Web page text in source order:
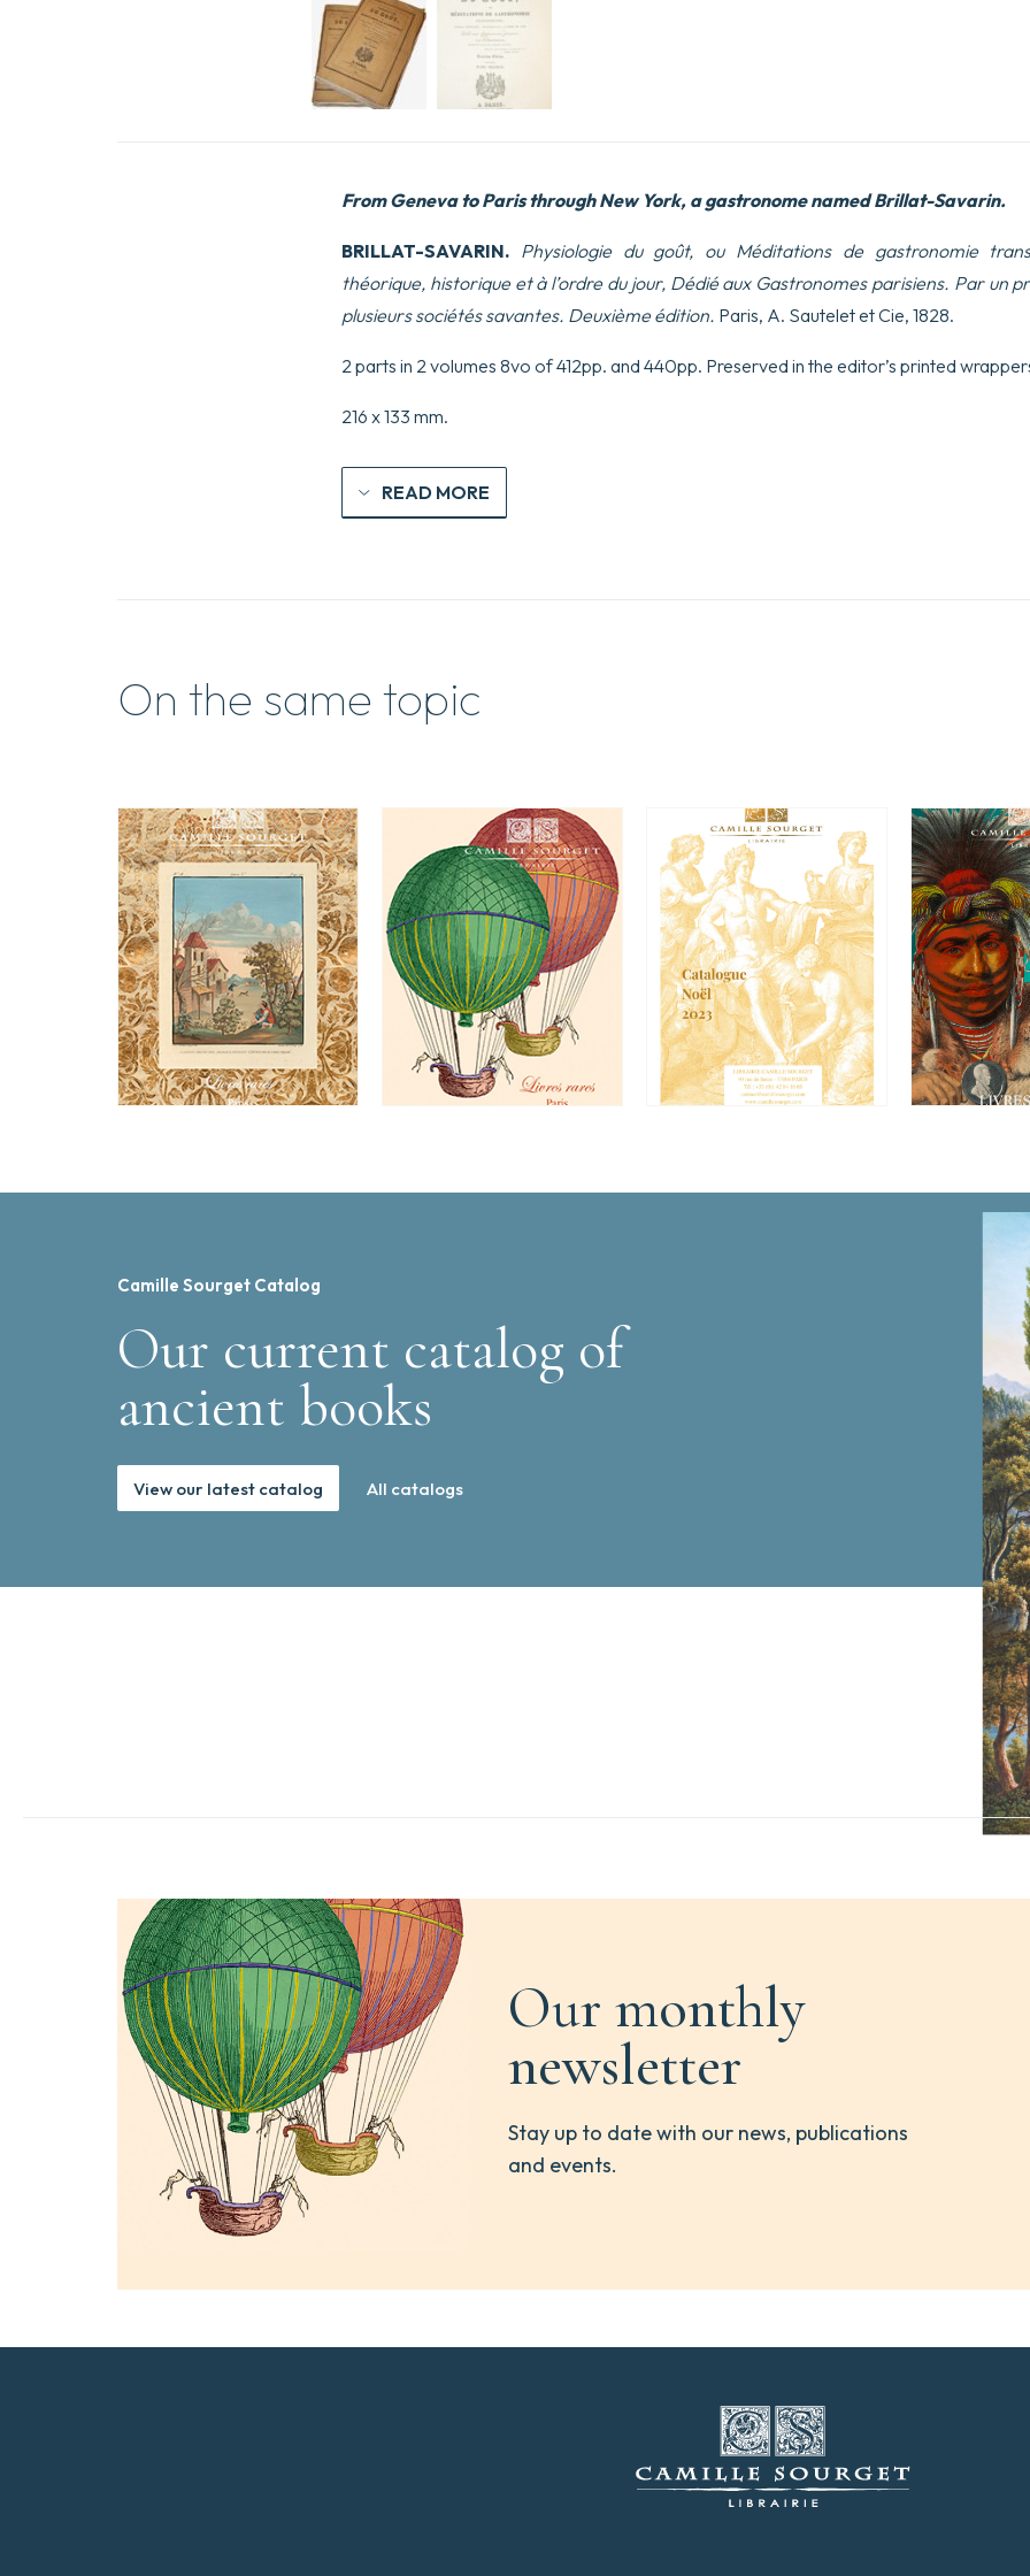
From Geneva to Paris through New York, a gastronome named Brillat-Savarin.
BRILLAT-SAVARIN. Physiologie du goût, ou Méditations de gastronomie
théorique, historique et à l’ordre du jour, Dédié aux Gastronomes parisiens. Par un
plusieurs sociétés savantes. Deuxième édition. Paris, A. Sautelet et Cie, 1828.
2 parts in 2 volumes 8vo of 412pp. and 440pp. Preserved in the editor’s printed
216 x 133 mm.
READ MORE
On the same topic
Camille Sourget Catalog
Our current catalog of
ancient books
View our latest catalog All catalogs
Our monthly
newsletter
Stay up to date with our news, publications
and events.